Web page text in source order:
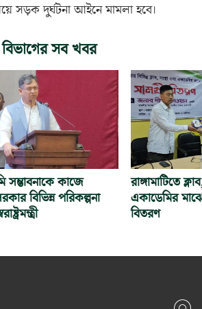
সড়ক দুর্ঘটনা আইনে মামলা হবে।
সব খবর
সম্ভাবনাকে কাজে
বিভিন্ন পরিকল্পনা
রাঙ্গামাটিতে
একাডেমির মাঝে
বিতরণ